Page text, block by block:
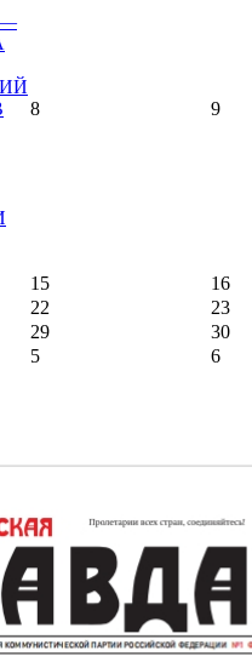
—
8 9
15
16
22
23
29
30
5 6